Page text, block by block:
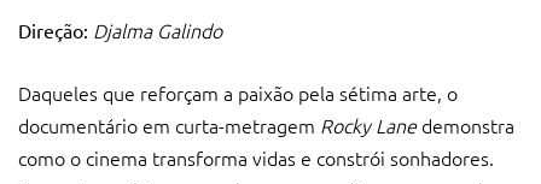
Direção: Djalma Galindo
Daqueles que reforçam a paixão pela sétima arte, o
documentário em curta-metragem Rocky Lanedemonstra
como o cinema transforma vidas e constrói sonhadores.